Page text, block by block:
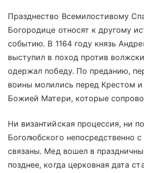
Празднество Всемилостивому
Богородице относят к другому
событию. В 1164 году князь
выступил в поход против
одержал победу. По преданию,
воины молились перед Крестом
Божией Матери, которые
Ни византийская процессия, ни
Боголюбского непосредственно
связаны. Мед вошел в
позднее, когда церковная дата